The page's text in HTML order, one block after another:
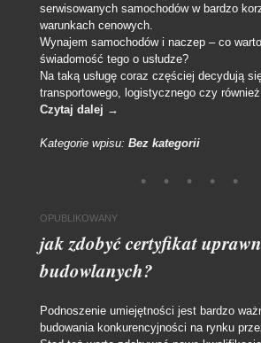
serwisowanych samochodów w bardzo
warunkach cenowych.
Wynajem samochodów i naczep – co
świadomość tego o usłudze?
Na taką usługę coraz częściej decydują
transportowego, logistycznego czy
Czytaj dalej →
Kategorie wpisu: Bez kategorii
OPUBLIKOWANY
jak zdobyć certyfikat
budowlanych?
Podnoszenie umiejętności jest bardzo
budowania konkurencyjności na rynku